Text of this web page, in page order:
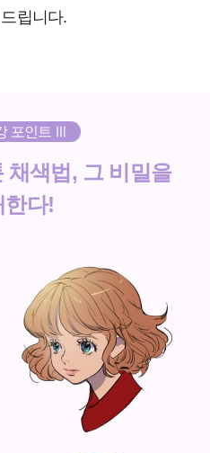
립니다.
포인트 Ⅲ
채색법, 그 비밀을
한다!